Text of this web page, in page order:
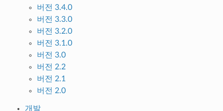
버전 3.4.0
버전 3.3.0
버전 3.2.0
버전 3.1.0
버전 3.0
버전 2.2
버전 2.1
버전 2.0
개발